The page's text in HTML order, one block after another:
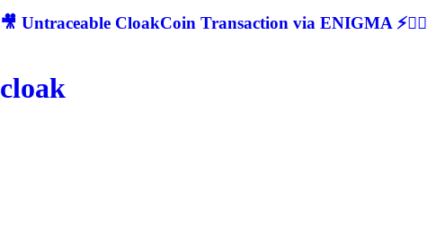
🎥 Untraceable CloakCoin Transaction via ENIGMA ⚡🕵‍♂
cloak